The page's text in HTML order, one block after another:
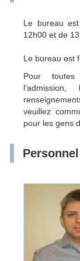
Le bureau
12h00 et de
Le bureau est
Pour toutes
veuillez
pour les gens